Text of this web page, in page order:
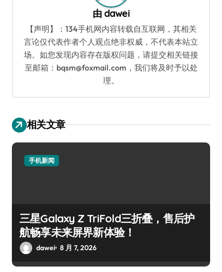
由 dawei
【声明】：134手机网内容转载自互联网，其相关
言论仅代表作者个人观点绝非权威，不代表本站立
场。如您发现内容存在版权问题，请提交相关链接
至邮箱：bqsm@foxmail.com，我们将及时予以处
理。
相关文章
手机新闻
三星Galaxy Z TriFold三折叠，售后护
航畅享未来屏界新体验！
dawei 8 月 7, 2026